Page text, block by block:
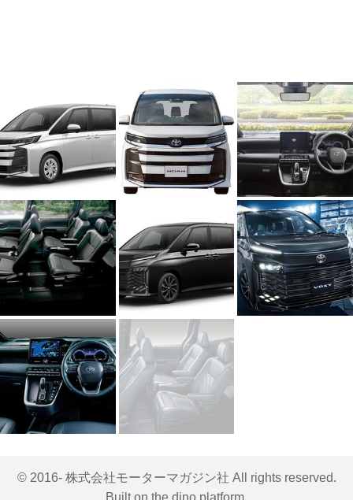
© 2016- 株式会社モーターマガジン社 All rights reserved.